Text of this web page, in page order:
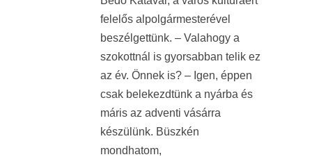
felelős alpolgármesterével
beszélgettünk. – Valahogy a
szokottnál is gyorsabban telik ez
az év. Önnek is? – Igen, éppen
csak belekezdtünk a nyárba és
máris az adventi vásárra
készülünk. Büszkén
mondhatom,